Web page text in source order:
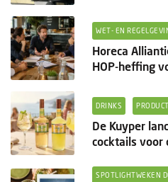
WET- EN
Horeca
HOP-heffing
DRINKS
De Kuyper
cocktails voor
SPOTLIGHTWEKEN